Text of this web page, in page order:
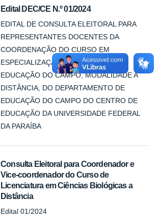
Edital DEC/CE N.º 01/2024
EDITAL DE CONSULTA ELEITORAL PARA
REPRESENTANTES DOCENTES DA
COORDENAÇÃO DO CURSO EM
ESPECIALIZAÇÃO LATO SENSU EM
EDUCAÇÃO DO CAMPO, MODALIDADE A
DISTÂNCIA, DO DEPARTAMENTO DE
EDUCAÇÃO DO CAMPO DO CENTRO DE
EDUCAÇÃO DA UNIVERSIDADE FEDERAL
DA PARAÍBA
Consulta Eleitoral para Coordenador e
Vice-coordenador do Curso de
Licenciatura em Ciências Biológicas a
Distância
Edital 01/2024